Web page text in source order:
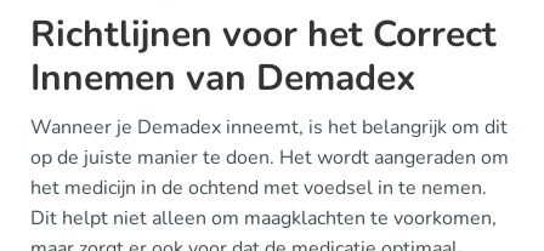
Richtlijnen voor het Correct
Innemen van Demadex
Wanneer je Demadex inneemt, is het belangrijk om dit
op de juiste manier te doen. Het wordt aangeraden om
het medicijn in de ochtend met voedsel in te nemen.
Dit helpt niet alleen om maagklachten te voorkomen,